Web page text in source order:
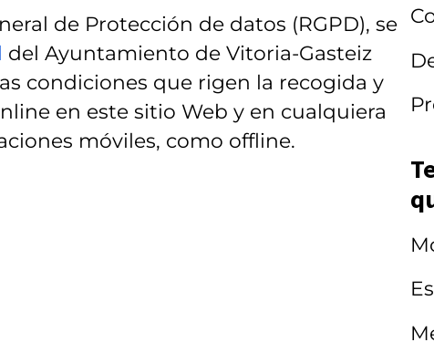
de Protección de datos (RGPD), se
del Ayuntamiento de Vitoria-Gasteiz
condiciones que rigen la recogida y
en este sitio Web y en cualquiera
móviles, como offline.